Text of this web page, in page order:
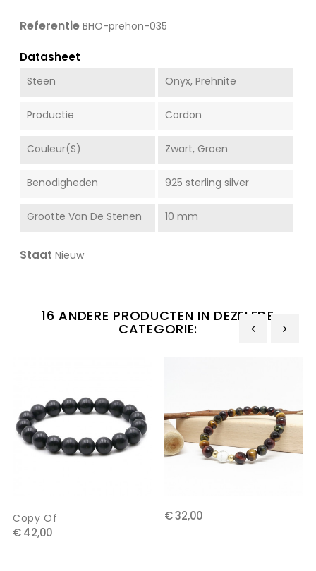
Referentie BHO-prehon-035
Datasheet
Steen Onyx, Prehnite
Productie Cordon
Couleur(s) Zwart, Groen
Benodigheden 925 sterling silver
Grootte Van De Stenen 10 mm
Staat Nieuw
16 ANDERE PRODUCTEN IN DEZELFDE
CATEGORIE:
Copy Of
€ 42,00
€ 32,00